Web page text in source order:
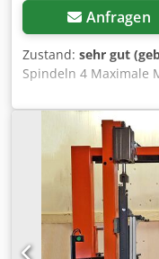
Anfragen
Zustand: sehr gut
Spindeln 4 Maximale
Sperrklinken 3